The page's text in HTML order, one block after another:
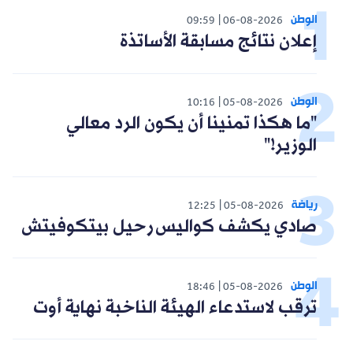
الوطن 06-08-2026
09:59
إعلان نتائج مسابقة الأساتذة
الوطن 05-08-2026
10:16
"ما هكذا تمنينا أن يكون الرد معالي
الوزير!"
رياضة 05-08-2026
12:25
صادي يكشف كواليس رحيل بيتكوفيتش
الوطن 05-08-2026
18:46
ترقب لاستدعاء الهيئة الناخبة نهاية أوت